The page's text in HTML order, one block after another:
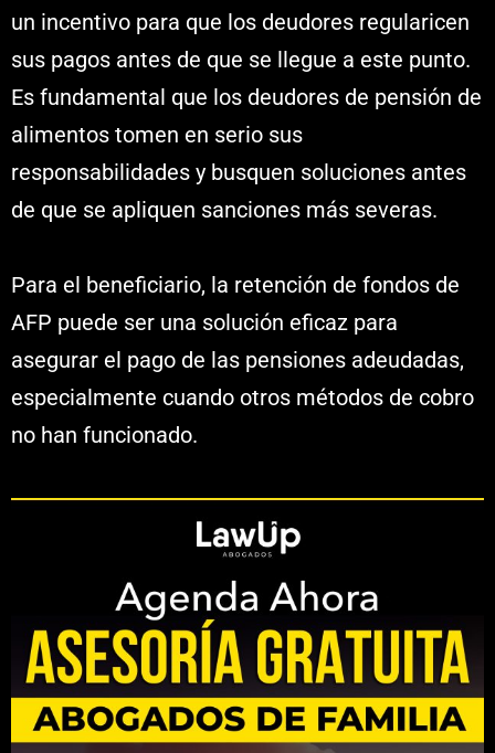
un incentivo para que los deudores regularicen
sus pagos antes de que se llegue a este punto.
Es fundamental que los deudores de pensión de
alimentos tomen en serio sus
responsabilidades y busquen soluciones antes
de que se apliquen sanciones más severas.
Para el beneficiario, la retención de fondos de
AFP puede ser una solución eficaz para
asegurar el pago de las pensiones adeudadas,
especialmente cuando otros métodos de cobro
no han funcionado.